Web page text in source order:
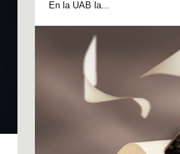
En la UAB la...